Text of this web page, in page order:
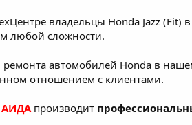
владельцы Honda Jazz
любой сложности.
ремонта автомобилей Honda в
отношением с клиентами.
АИДАпроизводит